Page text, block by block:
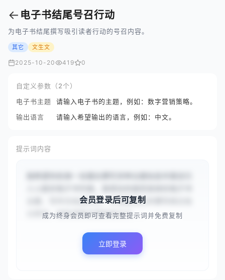
← 电子书结尾号召行动
为电子书结尾撰写吸引读者行动的号召内容。
其它 文生文
2025-10-20 419 0
自定义参数（2个）
电子书主题
请输入电子书的主题，例如：数字营销策略。
输出语言
请输入希望输出的语言，例如：中文。
提示词内容
主题、写作方向或任务，你需要回应并撰写经过充
分研究、结构清晰且富有吸引力...
会员登录后可复制
成为终身会员即可查看完整提示词并免费复制
立即登录